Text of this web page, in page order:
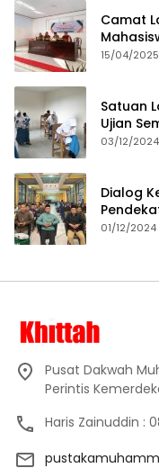
Camat
15/04/2025
Satuan
Ujian
Proses
03/12/2024
Dialog
01/12/2024
Pusat Dakwah
Perintis
Haris Zainuddin :